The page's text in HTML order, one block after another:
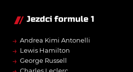
Jezdci formule 1
→ Andrea Kimi Antonelli
→ Lewis Hamilton
→ George Russell